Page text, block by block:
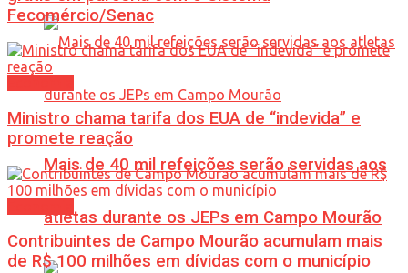
Mais de 40 mil refeições serão servidas aos
atletas durante os JEPs em Campo Mourão
Fecomércio/Senac
Ministro chama tarifa dos EUA de “indevida” e
promete reação
Contribuintes de Campo Mourão acumulam mais
de R$ 100 milhões em dívidas com o município